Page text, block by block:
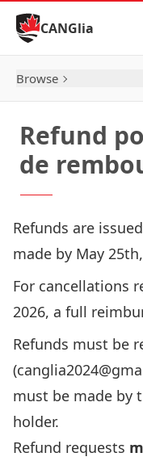
Skip to Content
CANGlia
Browse
Refund
de
Refunds are
made by May
For cancellations
2026, a full
Refunds must be
must be made by
holder.
Refund requests